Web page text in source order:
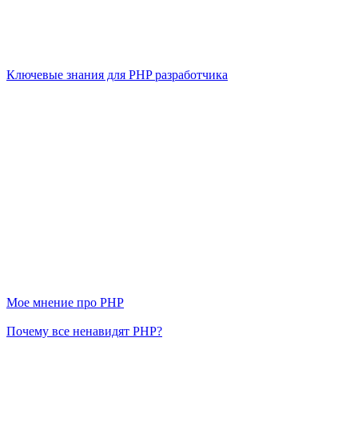
Ключевые знания для PHP разработчика
Мое мнение про PHP
Почему все ненавидят PHP?